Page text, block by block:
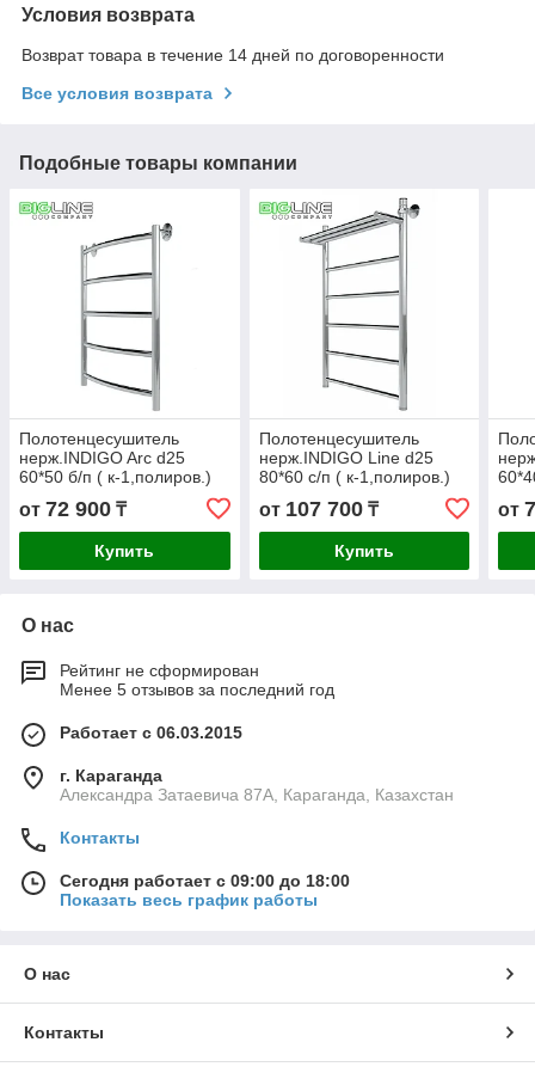
Условия возврата
Возврат товара в течение 14 дней по договоренности
Все условия возврата
Подобные товары компании
Полотенцесушитель
нерж.INDIGO Arc d25
60*50 б/п ( к-1,полиров.)
от 72 900 ₸
Купить
Полотенцесушитель
нерж.INDIGO Line d25
80*60 с/п ( к-1,полиров.)
от 107 700₸
Купить
от
О нас
Рейтинг не сформирован
Менее 5 отзывов за последний год
Работает с 06.03.2015
г. Караганда
Александра Затаевича 87А, Караганда, Казахстан
Контакты
Сегодня работает с 09:00 до 18:00
Показать весь график работы
О нас
Контакты